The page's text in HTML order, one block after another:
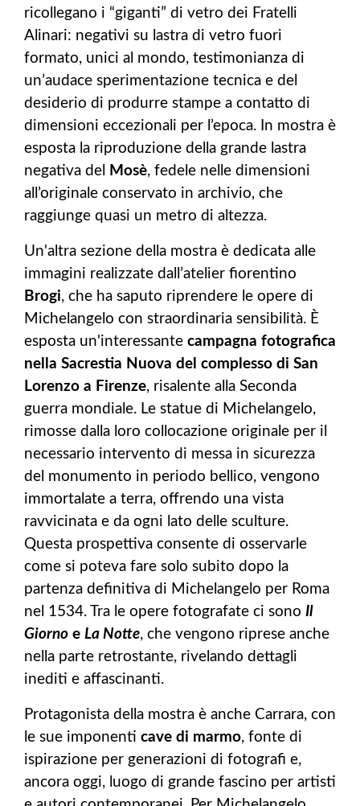
ricollegano i “giganti” di vetro dei Fratelli
Alinari: negativi su lastra di vetro fuori
formato, unici al mondo, testimonianza di
un’audace sperimentazione tecnica e del
desiderio di produrre stampe a contatto di
dimensioni eccezionali per l’epoca. In mostra è
esposta la riproduzione della grande lastra
negativa del
Mosè, fedele nelle dimensioni
all’originale conservato in archivio, che
raggiunge quasi un metro di altezza.
Un'altra sezione della mostra è dedicata alle
immagini realizzate dall’atelier fiorentino
Brogi, che ha saputo riprendere le opere di
Michelangelo con straordinaria sensibilità. È
esposta un'interessante campagna fotografica
nella Sacrestia Nuova del complesso di San
Lorenzo a Firenze, risalente alla Seconda
guerra mondiale. Le statue di Michelangelo,
rimosse dalla loro collocazione originale per il
necessario intervento di messa in sicurezza
del monumento in periodo bellico, vengono
immortalate a terra, offrendo una vista
ravvicinata e da ogni lato delle sculture.
Questa prospettiva consente di osservarle
come si poteva fare solo subito dopo la
partenza definitiva di Michelangelo per Roma
nel 1534. Tra le opere fotografate ci sono Il
Giorno e La Notte, che vengono riprese anche
nella parte retrostante, rivelando dettagli
inediti e affascinanti.
Protagonista della mostra è anche Carrara, con
le sue imponenti cave di marmo, fonte di
ispirazione per generazioni di fotografi e,
ancora oggi, luogo di grande fascino per artisti